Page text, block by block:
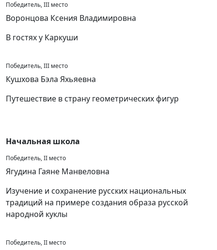
Победитель, III место
Воронцова Ксения Владимировна
В гостях у Каркуши
Победитель, III место
Кушхова Бэла Яхьяевна
Путешествие в страну геометрических фигур
Начальная школа
Победитель, II место
Ягудина Гаяне Манвеловна
Изучение и сохранение русских национальных
традиций на примере создания образа русской
народной куклы
Победитель, II место